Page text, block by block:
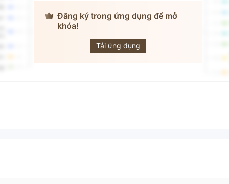
Đăng ký trong ứng dụng để mở
khóa!
Tải ứng dụng
EMPERIO
METALS